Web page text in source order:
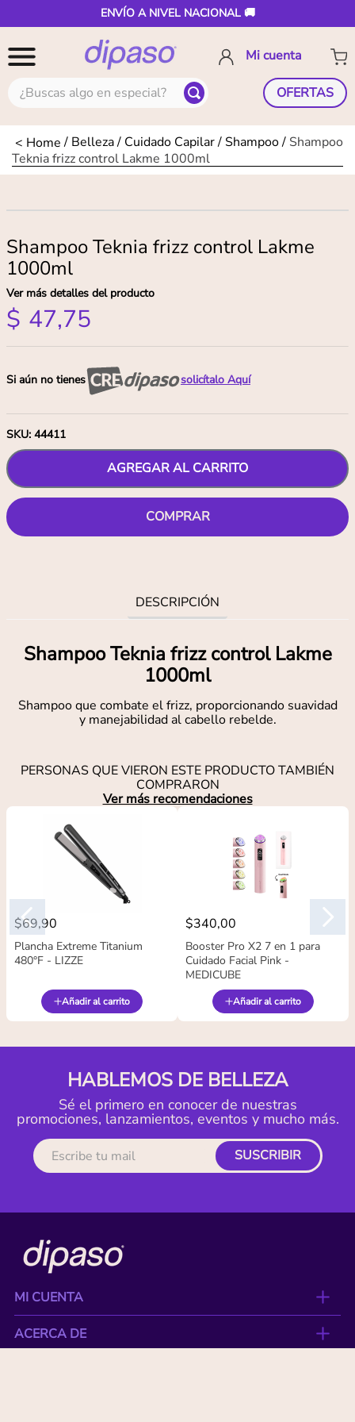
ENVÍO A NIVEL NACIONAL 🚚
¿Buscas algo en especial? OFERTAS
Belleza Cuidado Capilar Shampoo
Shampoo
Teknia frizz control Lakme 1000ml
Shampoo Teknia frizz control Lakme
1000ml
Ver más detalles del producto
$ 47,75
Si aún no tienes solicítalo Aquí
SKU: 44411
AGREGAR AL CARRITO
COMPRAR
DESCRIPCIÓN
Shampoo Teknia frizz control Lakme
1000ml
Shampoo que combate el frizz, proporcionando suavidad
y manejabilidad al cabello rebelde.
PERSONAS QUE VIERON ESTE PRODUCTO TAMBIÉN
COMPRARON
Ver más recomendaciones
$69,90
Plancha Extreme Titanium
480°F - LIZZE
Añadir al carrito
$340,00
Booster Pro X2 7 en 1 para
Cuidado Facial Pink -
MEDICUBE
Añadir al carrito
HABLEMOS DE BELLEZA
Sé el primero en conocer de nuestras
promociones, lanzamientos, eventos y mucho más.
SUSCRIBIR
MI CUENTA
ACERCA DE